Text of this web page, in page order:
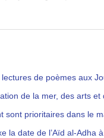
de poèmes aux
de la mer, des arts et
prioritaires dans le
la date de l’Aïd al-Adha